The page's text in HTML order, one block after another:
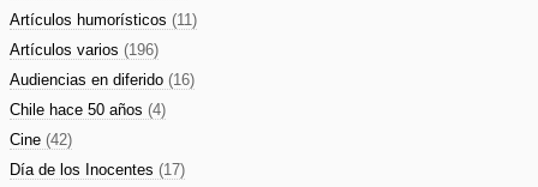
Artículos humorísticos (11)
Artículos varios (196)
Audiencias en diferido (16)
Chile hace 50 años (4)
Cine (42)
Día de los Inocentes (17)